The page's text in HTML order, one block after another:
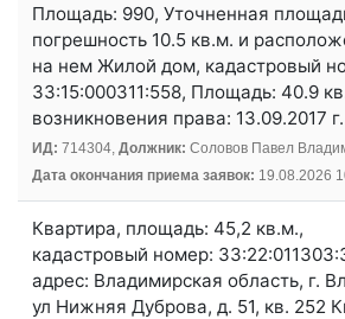
Площадь: 990, Уточненная
погрешность 10.5 кв.м. и
на нем Жилой дом, кадастровый
33:15:000311:558, Площадь: 40.9
возникновения права: 13.09.2017 г.
ИД: 714304, Должник: Соловов Павел
Дата окончания приема заявок: 19.08.2026
Квартира, площадь: 45,2 кв.м.,
кадастровый номер:
адрес: Владимирская область, г.
ул Нижняя Дуброва, д. 51, кв. 252